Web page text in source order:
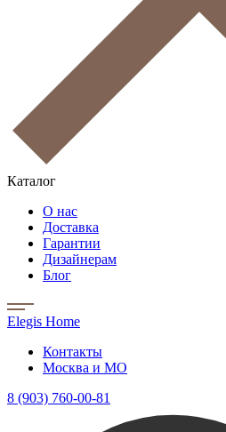
Каталог
О нас
Доставка
Гарантии
Дизайнерам
Блог
Elegis Home
Контакты
Москва и МО
8 (903) 760-00-81